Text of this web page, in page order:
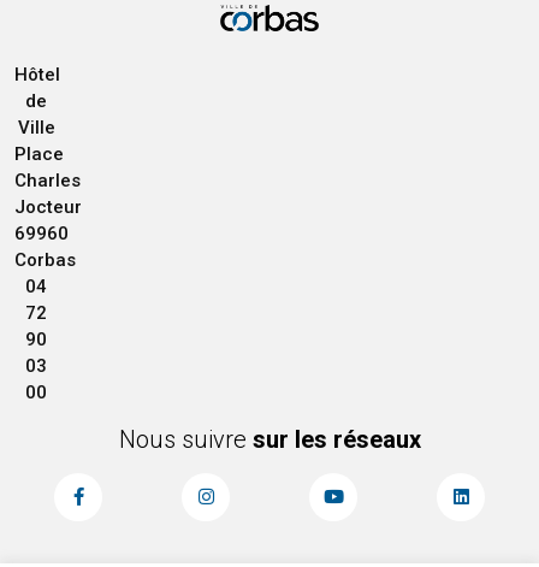
Hôtel
de
Ville
Place
Charles
Jocteur
69960
Corbas
04
72
90
03
00
Nous suivre sur les réseaux